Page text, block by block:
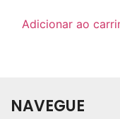
Adicionar ao
NAVEGUE